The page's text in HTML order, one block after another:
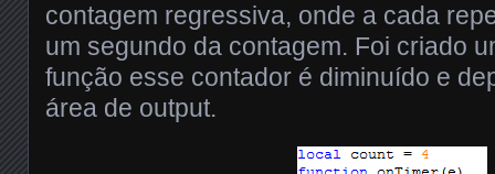
contagem regressiva, onde a cada
um segundo da contagem. Foi criado
função esse contador é diminuído e
área de output.